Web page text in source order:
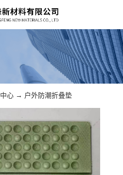
心 → 户外防潮折叠垫